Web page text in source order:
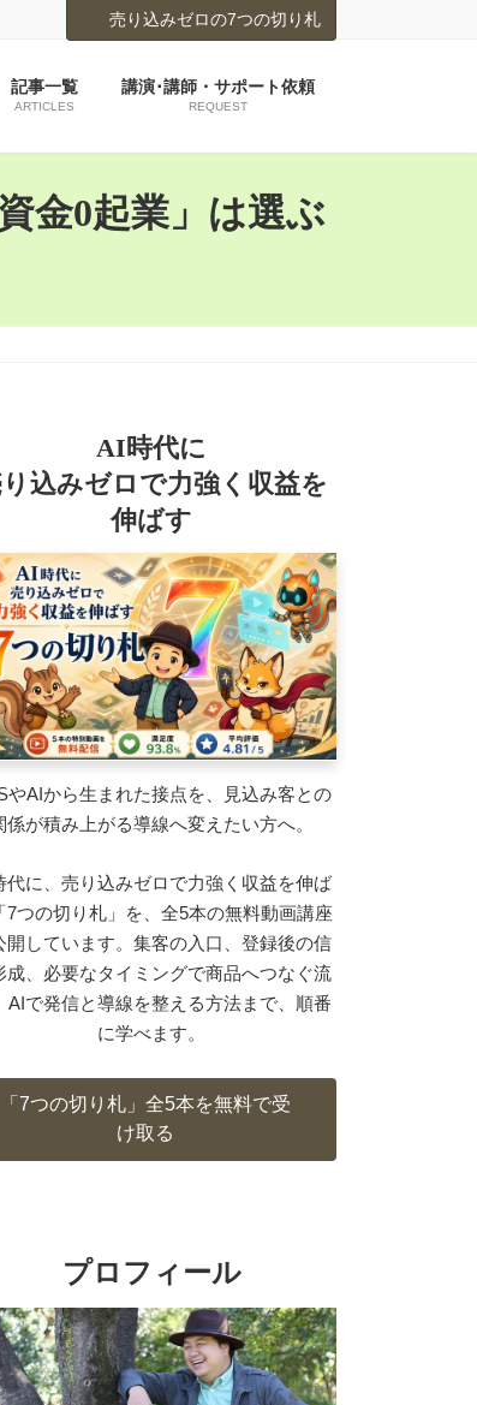
売り込みゼロの7つの切り札
記事一覧
ARTICLES
講演･講師・サポート依頼
REQUEST
金0起業」は選ぶ
AI時代に
込みゼロで力強く収益を
伸ばす
やAIから生まれた接点を、見込み客との
係が積み上がる導線へ変えたい方へ。
代に、売り込みゼロで力強く収益を伸ば
7つの切り札」を、全5本の無料動画講座
開しています。集客の入口、登録後の信
成、必要なタイミングで商品へつなぐ流
AIで発信と導線を整える方法まで、順番
に学べます。
「7つの切り札」全5本を無料で受
け取る
プロフィール